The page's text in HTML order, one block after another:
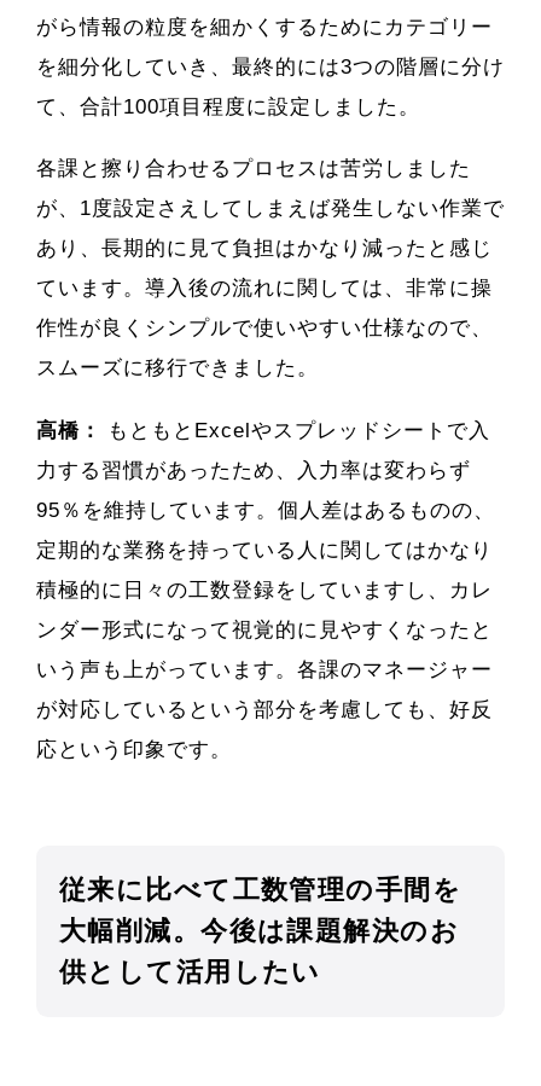
がら情報の粒度を細かくするためにカテゴリー
を細分化していき、最終的には3つの階層に分け
て、合計100項目程度に設定しました。
各課と擦り合わせるプロセスは苦労しました
が、1度設定さえしてしまえば発生しない作業で
あり、長期的に見て負担はかなり減ったと感じ
ています。導入後の流れに関しては、非常に操
作性が良くシンプルで使いやすい仕様なので、
スムーズに移行できました。
高橋：
もともとExcelやスプレッドシートで入
力する習慣があったため、入力率は変わらず
95％を維持しています。個人差はあるものの、
定期的な業務を持っている人に関してはかなり
積極的に日々の工数登録をしていますし、カレ
ンダー形式になって視覚的に見やすくなったと
いう声も上がっています。各課のマネージャー
が対応しているという部分を考慮しても、好反
応という印象です。
従来に比べて工数管理の手間を
大幅削減。今後は課題解決のお
供として活用したい